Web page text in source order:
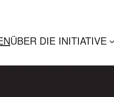
ÜBER DIE INITIATIVE